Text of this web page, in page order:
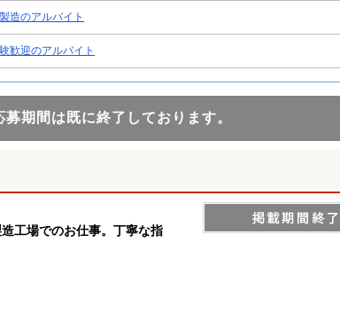
造のアルバイト
歓迎のアルバイト
募期間は既に終了しております。
工場でのお仕事。丁寧な指